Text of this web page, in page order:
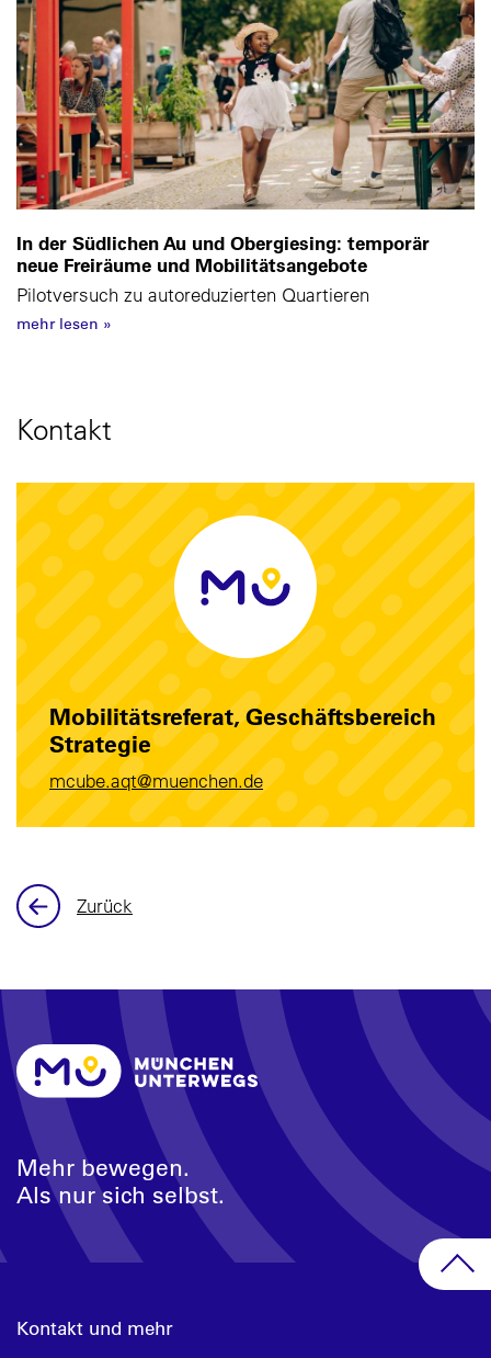
In der Südlichen Au und Obergiesing: temporär
neue Freiräume und Mobilitätsangebote
Pilotversuch zu autoreduzierten Quartieren
mehr lesen »
Kontakt
Mobilitätsreferat, Geschäftsbereich
Strategie
mcube.aqt@muenchen.de
Zurück
Mehr bewegen.
Als nur sich selbst.
Kontakt und mehr